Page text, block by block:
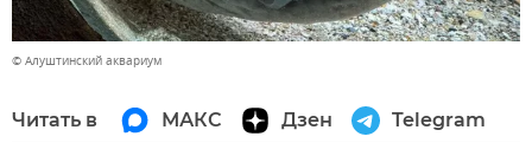
© Алуштинский аквариум
Читать в МАКС Дзен Telegram